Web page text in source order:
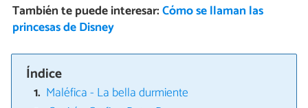
También te puede interesar:Cómo se llaman las
princesas de Disney
Índice
Maléfica - La bella durmiente